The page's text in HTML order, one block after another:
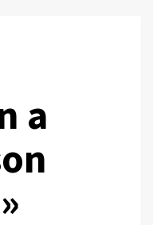
a